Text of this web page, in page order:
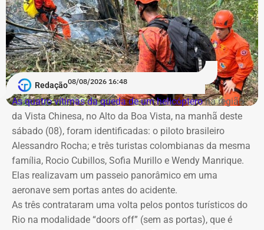
YouTube, com informações sobre os bastidores, a
preparação para o encontro e os principais temas que
devem marcar o primeiro debate entre os candidatos ao
Palácio Guanabara.
A cobertura será realizada em uma operação integrada
com a Band Rio, a BandNews FM Rio e as plataformas
digitais do grupo, acompanhando desde os momentos
que antecedem o debate até a transmissão ao vivo.
Com tradição na realização de debates eleitorais, a Band
promove o encontro como um espaço para o confronto
de ideias e para que os eleitores conheçam as propostas
dos candidatos. A mediação será da jornalista Adriana
Araújo.
Redação08/08/2026 16:48
As quatro vítimas da queda de um helicópterona região
da Vista Chinesa, no Alto da Boa Vista, na manhã deste
sábado (08), foram identificadas: o piloto brasileiro
Alessandro Rocha; e três turistas colombianas da mesma
família, Rocio Cubillos, Sofia Murillo e Wendy Manrique.
Elas realizavam um passeio panorâmico em uma
aeronave sem portas antes do acidente.
As três contrataram uma volta pelos pontos turísticos do
Rio na modalidade “doors off” (sem as portas), que é